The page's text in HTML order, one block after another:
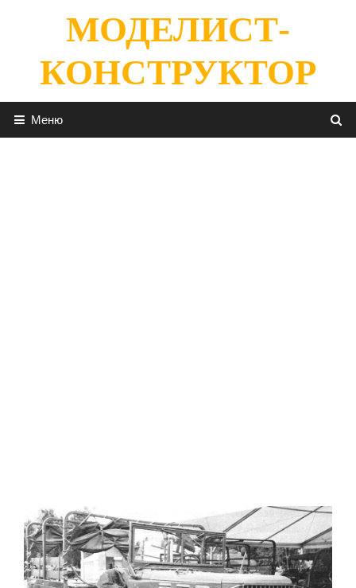
содержимомуМОДЕЛИСТ-
КОНСТРУКТОР
Меню